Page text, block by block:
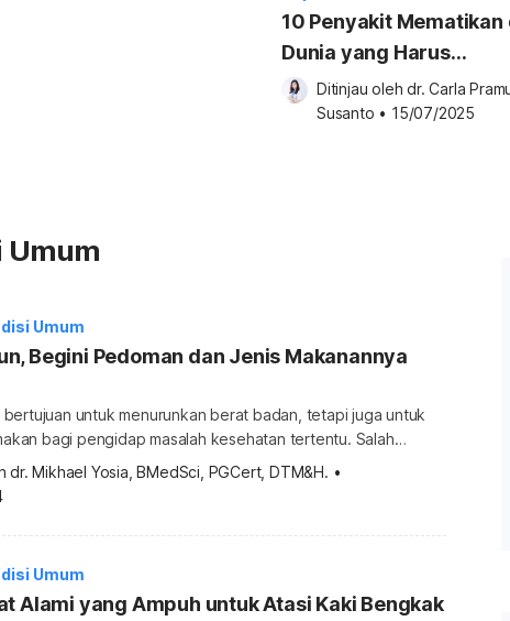
10 Penyakit Mematikan
Dunia yang Harus
Diwaspadai
Ditinjau oleh dr. Carla
Susanto • 15/07/2025
Umum
Umum
Begini Pedoman dan Jenis Makanannya
untuk menurunkan berat badan, tetapi juga untuk
bagi pengidap masalah kesehatan tertentu. Salah
autoimun. Bagaimana panduan diet ini?
di bawah ini. Apa itu diet autoimun? Autoimmune protocol
autoimun, seperti psoriasis, […]
dr. Mikhael Yosia, BMedSci, PGCert, DTM&H. •
Umum
Alami yang Ampuh untuk Atasi Kaki Bengkak